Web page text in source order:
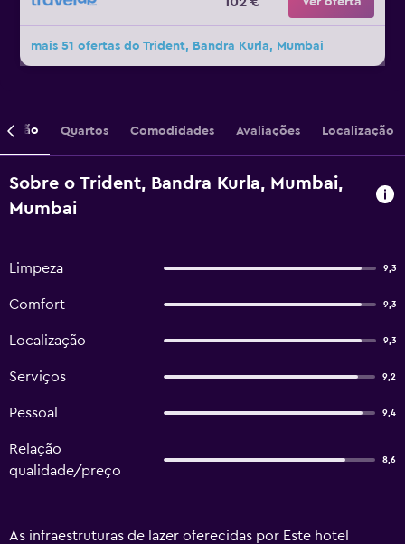
mais 51 ofertas do Trident, Bandra Kurla, Mumbai
Quartos Comodidades Avaliações Localização
Sobre o Trident, Bandra Kurla, Mumbai,
Mumbai
Limpeza 9,3
Comfort 9,3
Localização 9,3
Serviços 9,2
Pessoal 9,4
Relação
qualidade/preço
8,6
As infraestruturas de lazer oferecidas por Este hotel